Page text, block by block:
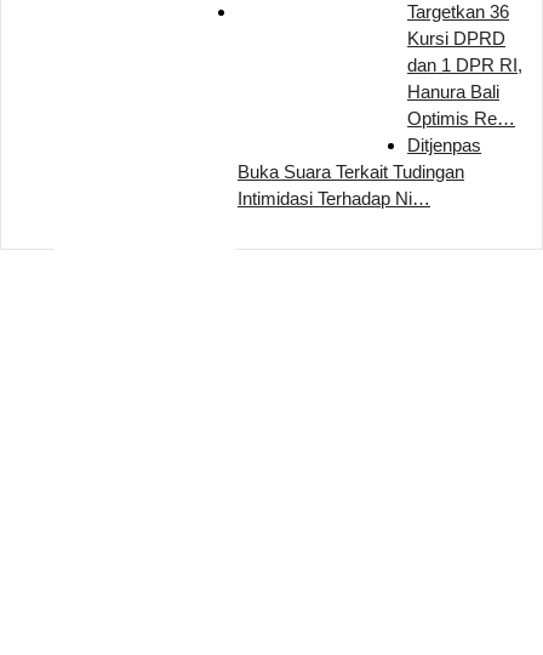
Targetkan 36
Kursi DPRD
dan 1 DPR RI,
Hanura Bali
Optimis Re…
Ditjenpas
Buka Suara Terkait Tudingan
Intimidasi Terhadap Ni…